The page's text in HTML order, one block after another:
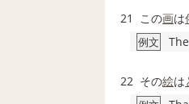
21 この画は
例文 The
22 その絵は